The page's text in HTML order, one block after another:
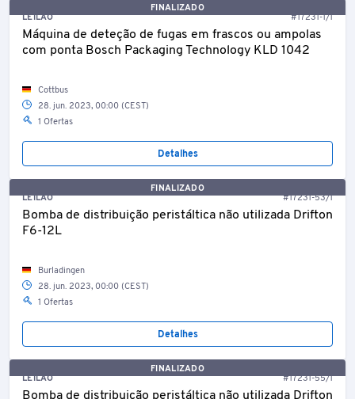
FINALIZADO
LEILÃO
#17231-1/1
Máquina de deteção de fugas em frascos ou ampolas
com ponta Bosch Packaging Technology KLD 1042
Cottbus
28. jun. 2023, 00:00 (CEST)
1 Ofertas
Detalhes
FINALIZADO
LEILÃO
#17231-53/1
Bomba de distribuição peristáltica não utilizada Drifton
F6-12L
Burladingen
28. jun. 2023, 00:00 (CEST)
1 Ofertas
Detalhes
FINALIZADO
LEILÃO
#17231-55/1
Bomba de distribuição peristáltica não utilizada Drifton